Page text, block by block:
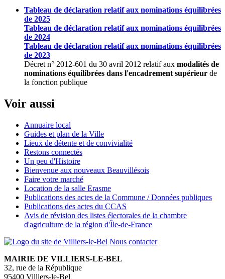
Tableau de déclaration relatif aux nominations équilibrées
de 2025
Tableau de déclaration relatif aux nominations équilibrées
de 2024
Tableau de déclaration relatif aux nominations équilibrées
de 2023
Décret n° 2012-601 du 30 avril 2012 relatif aux modalités de
nominations équilibrées dans l'encadrement supérieur de
la fonction publique
Voir aussi
Annuaire local
Guides et plan de la Ville
Lieux de détente et de convivialité
Restons connectés
Un peu d'Histoire
Bienvenue aux nouveaux Beauvillésois
Faire votre marché
Location de la salle Erasme
Publications des actes de la Commune / Données publiques
Publications des actes du CCAS
Avis de révision des listes électorales de la chambre
d'agriculture de la région d'Île-de-France
Nous contacter
MAIRIE DE VILLIERS-LE-BEL
32, rue de la République
95400 Villiers-le-Bel